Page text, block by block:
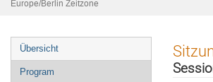
Europe/Berlin Zeitzone
Veranstaltungsmenü
Übersicht
Program